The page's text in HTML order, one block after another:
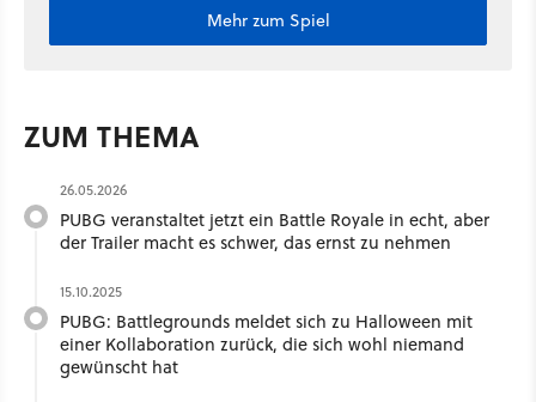
Mehr zum Spiel
ZUM THEMA
26.05.2026
PUBG veranstaltet jetzt ein Battle Royale in echt, aber
der Trailer macht es schwer, das ernst zu nehmen
15.10.2025
PUBG: Battlegrounds meldet sich zu Halloween mit
einer Kollaboration zurück, die sich wohl niemand
gewünscht hat